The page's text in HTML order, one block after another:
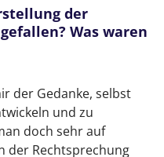
der
Was waren
der Gedanke, selbst
und zu
doch sehr auf
der Rechtsprechung